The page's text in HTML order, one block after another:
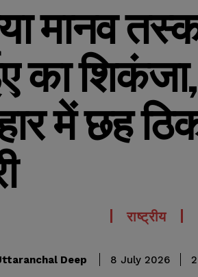
मानव
शिकंजा,
में छह
राष्ट्रीय
Deep 8 July 2026 2